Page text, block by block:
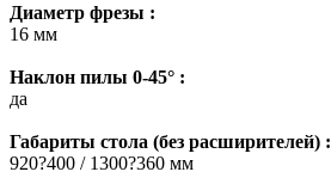
Диаметр фрезы :
16 мм
Наклон пилы 0-45° :
да
Габариты стола (без расширителей) :
920?400 / 1300?360 мм